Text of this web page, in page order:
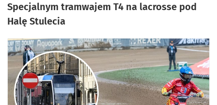
Specjalnym tramwajem T4 na lacrosse pod
Halę Stulecia